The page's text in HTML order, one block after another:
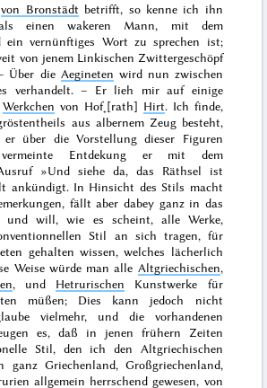
von Bronstädt betrifft, so kenne ich ihn
einen wakeren Mann, mit dem
ein vernünftiges Wort zu sprechen ist;
von jenem Linkischen Zwittergeschöpf
Über die Aegineten wird nun zwischen
verhandelt. – Er lieh mir auf einige
Werkchen von Hof˖[rath] Hirt. Ich finde,
aus albernem Zeug besteht,
über die Vorstellung dieser Figuren
Entdekung er mit dem
»Und siehe da, das Räthsel ist
ankündigt. In Hinsicht des Stils macht
fällt aber dabey ganz in das
und will, wie es scheint, alle Werke,
Stil an sich tragen, für
gehalten wissen, welches lächerlich
Weise würde man alle Altgriechischen,
, und Hetrurischen Kunstwerke für
müßen; Dies kann jedoch nicht
vielmehr, und die vorhandenen
es, daß in jenen frühern Zeiten
Stil, den ich den Altgriechischen
ganz Griechenland, Großgriechenland,
allgemein herrschend gewesen, von